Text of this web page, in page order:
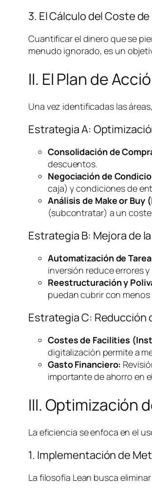
3. El Cálculo del Coste
Cuantificar el dinero que se
menudo ignorado, es un
II. El Plan de
Una vez identificadas las
Estrategia A:
Consolidación de
descuentos.
Negociación de
caja) y condiciones de
Análisis de Make or Buy
(subcontratar) a un
Estrategia B: Mejora de
Automatización de
inversión reduce errores
Reestructuración y
puedan cubrir con
Estrategia C:
Costes de Facilities
digitalización permite a
Gasto Financiero:
importante de ahorro en
III. Optimización
La eficiencia se enfoca en el
1. Implementación de
La filosofía Lean busca